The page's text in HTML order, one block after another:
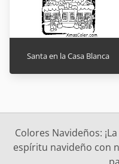
Santa en la Casa Blanca
Colores Navideños:
espíritu navideño con